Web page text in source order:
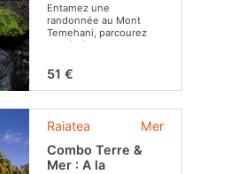
Entamez une
randonnée au Mont
Temehani, parcourez
une forêt de bambous
belles cascades.
51 €
Mer
Raiatea
Combo Terre &
Mer : A la